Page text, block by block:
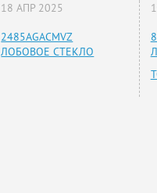
18 АПР 2025
2485AGACMVZ
ЛОБОВОЕ СТЕКЛО